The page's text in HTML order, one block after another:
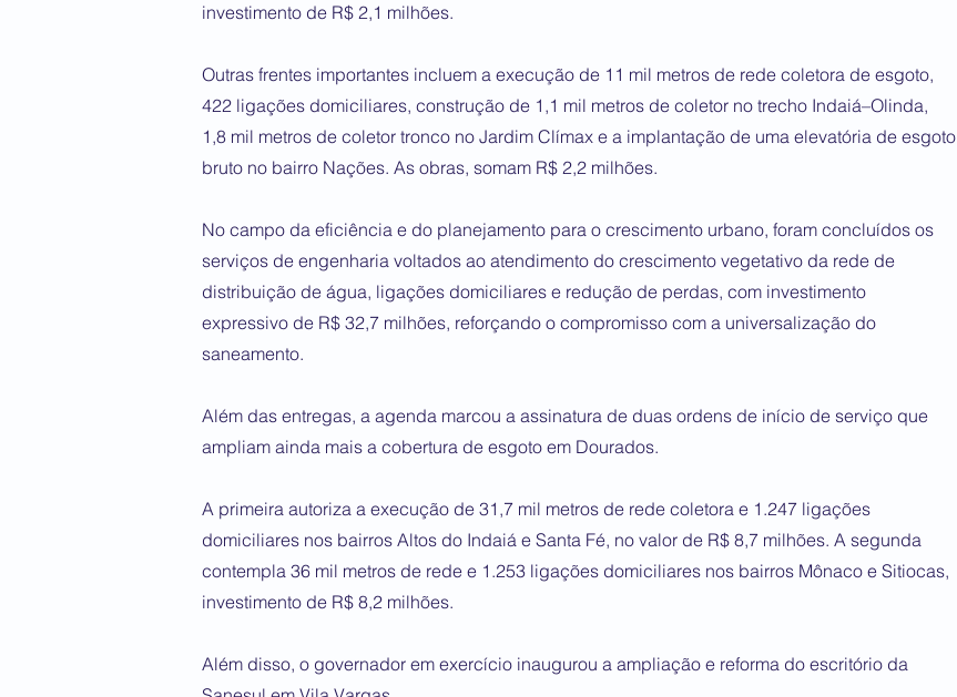
investimento de R$ 2,1 milhões.
Outras frentes importantes incluem a execução de 11 mil metros de rede coletora de esgoto,
422 ligações domiciliares, construção de 1,1 mil metros de coletor no trecho Indaiá–Olinda,
1,8 mil metros de coletor tronco no Jardim Clímax e a implantação de uma elevatória de esgoto
bruto no bairro Nações. As obras, somam R$ 2,2 milhões.
No campo da eficiência e do planejamento para o crescimento urbano, foram concluídos os
serviços de engenharia voltados ao atendimento do crescimento vegetativo da rede de
distribuição de água, ligações domiciliares e redução de perdas, com investimento
expressivo de R$ 32,7 milhões, reforçando o compromisso com a universalização do
saneamento.
Além das entregas, a agenda marcou a assinatura de duas ordens de início de serviço que
ampliam ainda mais a cobertura de esgoto em Dourados.
A primeira autoriza a execução de 31,7 mil metros de rede coletora e 1.247 ligações
domiciliares nos bairros Altos do Indaiá e Santa Fé, no valor de R$ 8,7 milhões. A segunda
contempla 36 mil metros de rede e 1.253 ligações domiciliares nos bairros Mônaco e Sitiocas,
investimento de R$ 8,2 milhões.
Além disso, o governador em exercício inaugurou a ampliação e reforma do escritório da